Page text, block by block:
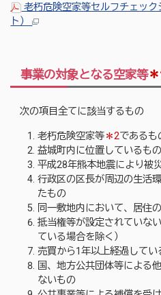
老朽危険空家等セルフチェック
ト）
事業の対象となる空家等＊
次の項目全てに該当するもの
老朽危険空家等＊2であるも
益城町内に位置しているもの
平成28年熊本地震により被
行政区の区長が周辺の生活
たもの
同一敷地内において、居住
抵当権等が設定されていな
ている場合を除く）
売買から1年以上経過してい
国、地方公共団体等による
ないもの